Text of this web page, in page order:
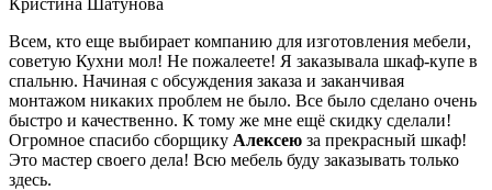
Всем, кто еще выбирает компанию для изготовления мебели,
советую Кухни мол! Не пожалеете! Я заказывала шкаф-купе в
спальню. Начиная с обсуждения заказа и заканчивая
монтажом никаких проблем не было. Все было сделано очень
быстро и качественно. К тому же мне ещё скидку сделали!
Огромное спасибо сборщику Алексею за прекрасный шкаф!
Это мастер своего дела! Всю мебель буду заказывать только
здесь.